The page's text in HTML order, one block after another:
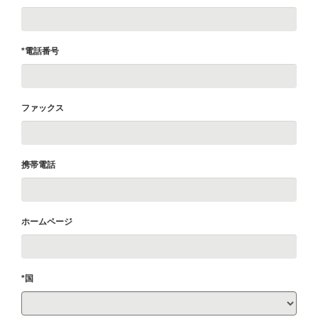
*電話番号
ファックス
携帯電話
ホームページ
*国